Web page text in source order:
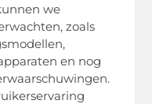
we
zoals
en nog